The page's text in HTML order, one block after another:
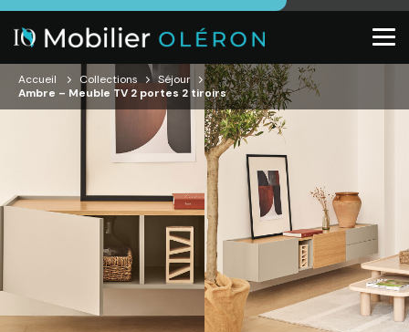
Accueil Collections
Séjour
Ambre – Meuble TV 2 portes 2 tiroirs